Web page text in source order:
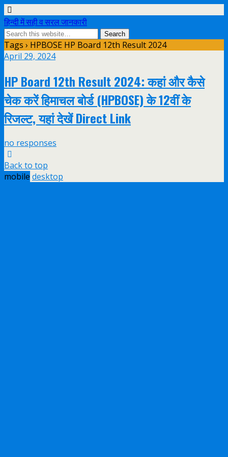
हिन्दी में सही व सरल जानकारी
Tags › HPBOSE HP Board 12th Result 2024
April 29, 2024
HP Board 12th Result 2024: कहां और कैसे
चेक करें हिमाचल बोर्ड (HPBOSE) के 12वीं के
रिजल्ट, यहां देखें Direct Link
no responses
Back to top
mobile desktop